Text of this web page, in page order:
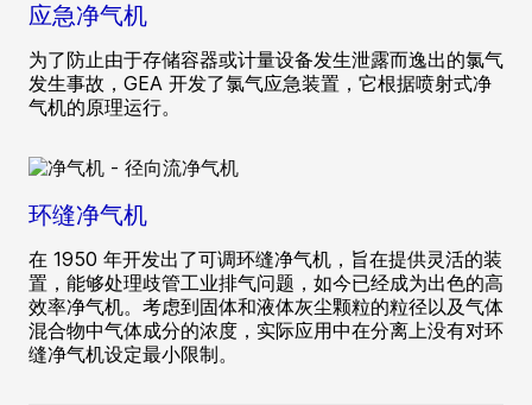
应急净气机
为了防止由于存储容器或计量设备发生泄露而逸出的氯气
发生事故，GEA 开发了氯气应急装置，它根据喷射式净
气机的原理运行。
环缝净气机
在 1950 年开发出了可调环缝净气机，旨在提供灵活的装
置，能够处理歧管工业排气问题，如今已经成为出色的高
效率净气机。考虑到固体和液体灰尘颗粒的粒径以及气体
混合物中气体成分的浓度，实际应用中在分离上没有对环
缝净气机设定最小限制。